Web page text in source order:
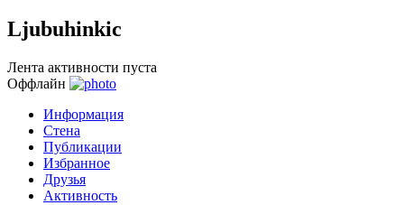
Ljubuhinkic
Лента активности пуста
Оффлайн
Информация
Стена
Публикации
Избранное
Друзья
Активность